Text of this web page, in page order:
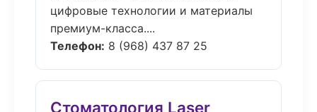
цифровые технологии и материалы
премиум-класса....
Телефон: 8 (968) 437 87 25
Стоматология Laser